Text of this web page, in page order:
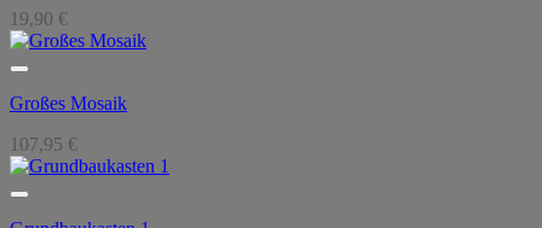
19,90 €
Großes Mosaik
107,95 €